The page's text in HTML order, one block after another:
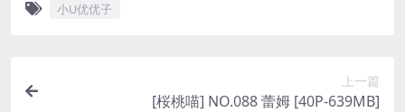
小U优优子
上一篇
[桜桃喵] NO.088 蕾姆 [40P-639MB]